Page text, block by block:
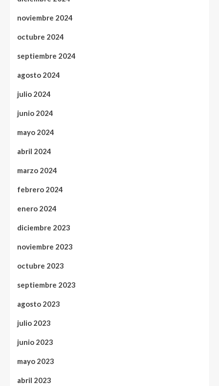
noviembre 2024
octubre 2024
septiembre 2024
agosto 2024
julio 2024
junio 2024
mayo 2024
abril 2024
marzo 2024
febrero 2024
enero 2024
diciembre 2023
noviembre 2023
octubre 2023
septiembre 2023
agosto 2023
julio 2023
junio 2023
mayo 2023
abril 2023